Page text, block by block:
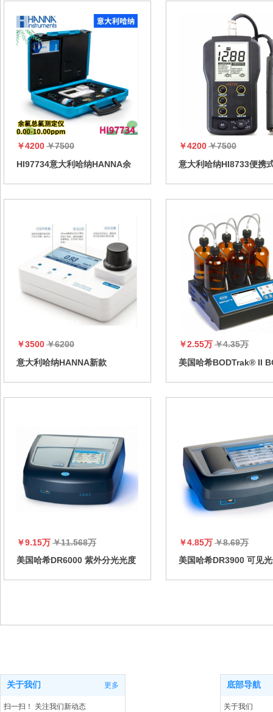
￥4200￥7500
HI97734意大利哈纳HANNA余
￥4200￥7500
意大利哈纳HI8733便携
￥3500￥6200
意大利哈纳HANNA新款
￥2.55万￥4.35万
美国哈希BODTrak® II
￥9.15万￥11.568万
美国哈希DR6000 紫外分光光度
￥4.85万￥8.69万
美国哈希DR3900 可见
底部导航
关于我们
关于我们 更多
扫一扫！ 关注我们新动态